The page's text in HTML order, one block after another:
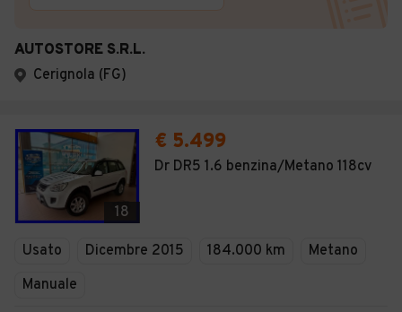
AUTOSTORE S.R.L.
Cerignola (FG)
18
€ 5.499
Dr DR5 1.6 benzina/Metano 118cv
Usato Dicembre 2015 184.000 km
Metano
Manuale